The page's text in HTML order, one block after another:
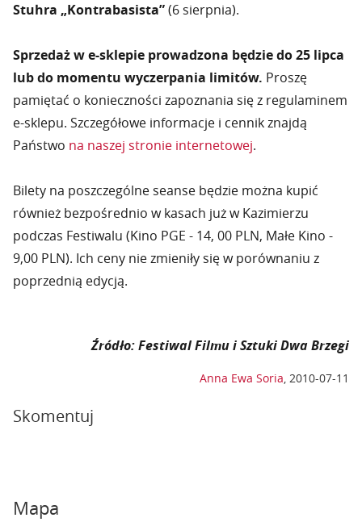
Stuhra „Kontrabasista”(6 sierpnia).
Sprzedaż w e-sklepie prowadzona będzie do 25 lipca
lub do momentu wyczerpania limitów. Proszę
pamiętać o konieczności zapoznania się z regulaminem
e-sklepu. Szczegółowe informacje i cennik znajdą
Państwo na naszej stronie internetowej.
Bilety na poszczególne seanse będzie można kupić
również bezpośrednio w kasach już w Kazimierzu
podczas Festiwalu (Kino PGE - 14, 00 PLN, Małe Kino -
9,00 PLN). Ich ceny nie zmieniły się w porównaniu z
poprzednią edycją.
Źródło: Festiwal Filmu i Sztuki Dwa Brzegi
Anna Ewa Soria, 2010-07-11
Skomentuj
Mapa